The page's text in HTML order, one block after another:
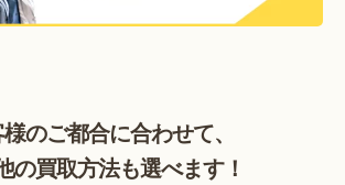
のご都合に合わせて、
の買取方法も選べます！